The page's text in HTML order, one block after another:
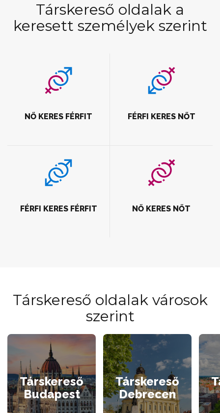
Társkereső oldalak a
keresett személyek szerint
NŐ KERES FÉRFIT FÉRFI KERES NŐT
FÉRFI KERES FÉRFIT NŐ KERES NŐT
Társkereső oldalak városok
szerint
Társkereső
Budapest
Társkereső
Debrecen